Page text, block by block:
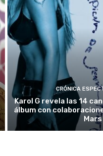
CRÓNICA
Karol G revela las 14
álbum con
Mars